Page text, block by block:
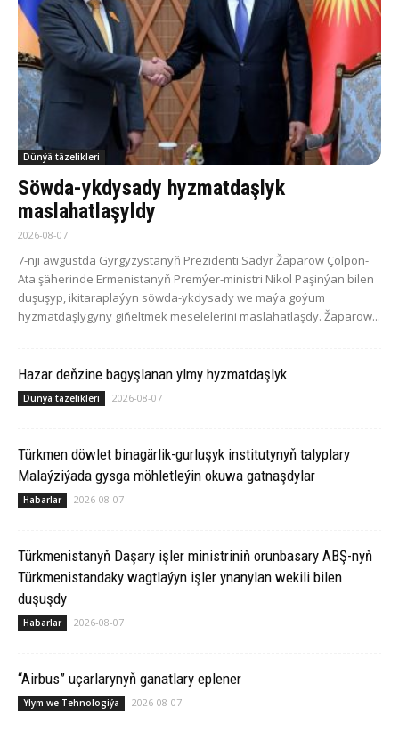
Dünýä täzelikleri
Söwda-ykdysady hyzmatdaşlyk
maslahatlaşyldy
2026-08-07
7-nji awgustda Gyrgyzystanyň Prezidenti Sadyr Žaparow Çolpon-
Ata şäherinde Ermenistanyň Premýer-ministri Nikol Paşinýan bilen
duşuşyp, ikitaraplaýyn söwda-ykdysady we maýa goýum
hyzmatdaşlygyny giňeltmek meselelerini maslahatlaşdy. Žaparow...
Hazar deňzine bagyşlanan ylmy hyzmatdaşlyk
Dünýä täzelikleri 2026-08-07
Türkmen döwlet binagärlik-gurluşyk institutynyň talyplary
Malaýziýada gysga möhletleýin okuwa gatnaşdylar
Habarlar 2026-08-07
Türkmenistanyň Daşary işler ministriniň orunbasary ABŞ-nyň
Türkmenistandaky wagtlaýyn işler ynanylan wekili bilen
duşuşdy
Habarlar 2026-08-07
“Airbus” uçarlarynyň ganatlary eplener
Ylym we Tehnologiýa 2026-08-07